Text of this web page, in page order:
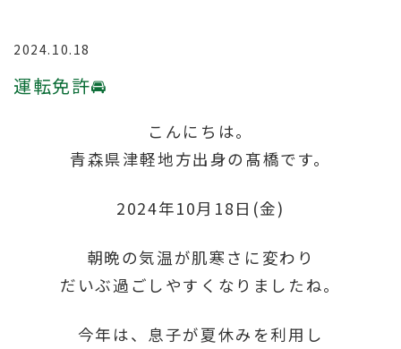
2024.10.18
運転免許🚘
こんにちは。
青森県津軽地方出身の髙橋です。
2024年10月18日(金)
朝晩の気温が肌寒さに変わり
だいぶ過ごしやすくなりましたね。
今年は、息子が夏休みを利用し